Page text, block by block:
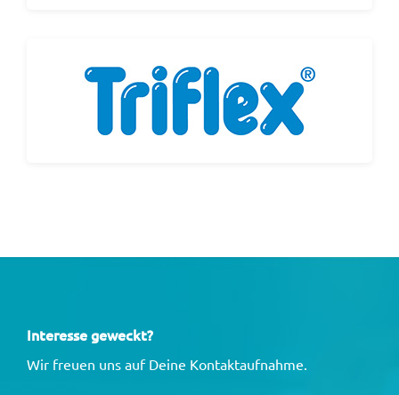
Interesse geweckt?
Wir freuen uns auf Deine Kontaktaufnahme.